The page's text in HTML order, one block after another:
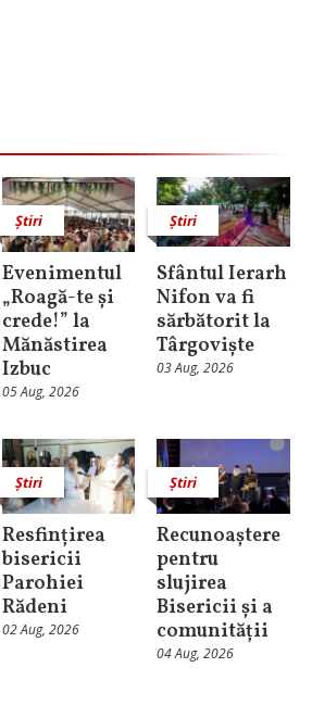
Știri
Evenimentul
„Roagă-te și
crede!” la
Mănăstirea
Izbuc
05 Aug, 2026
Știri
Sfântul Ierarh
Nifon va fi
sărbătorit la
Târgoviște
03 Aug, 2026
Știri
Resfințirea
bisericii
Parohiei
Rădeni
02 Aug, 2026
Știri
Recunoaștere
pentru
slujirea
Bisericii și a
comunității
04 Aug, 2026